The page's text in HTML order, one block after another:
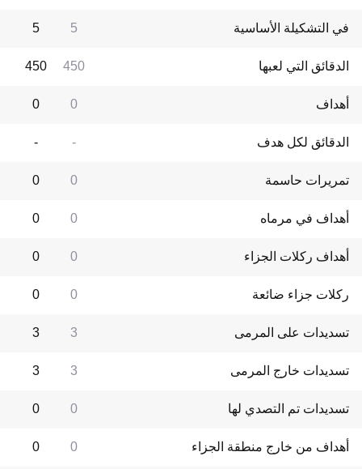
في التشكيلة الأساسية 5
5
الدقائق التي لعبها 450
450
أهداف 0
0
الدقائق لكل هدف -
-
تمريرات حاسمة 0
0
أهداف في مرماه 0
0
أهداف ركلات الجزاء 0
0
ركلات جزاء ضائعة 0
0
تسديدات على المرمى 3
3
تسديدات خارج المرمى 3
3
تسديدات تم التصدي لها 0
0
أهداف من خارج منطقة الجزاء 0
0